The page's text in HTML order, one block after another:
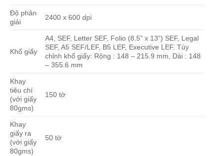
Độ phân
giải
2400 x 600 dpi
Khổ giấy
A4, SEF, Letter SEF, Folio (8.5” x 13”) SEF, Legal
SEF, A5 SEF/LEF, B5 LEF, Executive LEF. Tùy
chỉnh khổ giấy: Rộng : 148 – 215.9 mm, Dài : 148
– 355.6 mm
Khay
tiêu chí
(với giấy
80gms)
150 tờ
Khay
giấy ra
(với giấy
80gms)
50 tờ